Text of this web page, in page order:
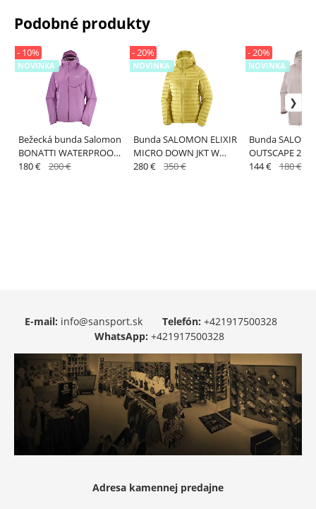
Podobné produkty
Bežecká bunda Salomon
BONATTI WATERPROOF
JKT W Iris Orchid
NOVINKA
- 10%
180 € 200 €
Bunda SALOMON ELIXIR
MICRO DOWN JKT W
CRESS GREEN
NOVINKA
- 20%
280 € 350 €
Bunda
OUTSCAPE 2L
W ETHEREA
NOVINKA
- 20%
144 € 180 €
E-mail: info@sansport.sk Telefón: +421917500328
WhatsApp: +421917500328
Adresa kamennej predajne